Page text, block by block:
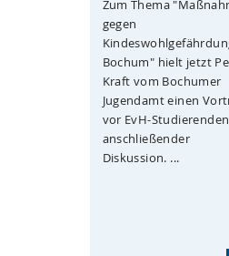
Zum Thema
gegen
Bochum" hielt jetzt
Kraft vom Bochumer
Jugendamt einen
vor EvH-
anschließender
Diskussion. ...